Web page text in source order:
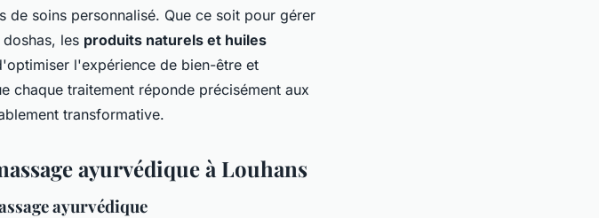
soins personnalisé. Que ce soit pour gérer
les produits naturels et huiles
l'expérience de bien-être et
chaque traitement réponde précisément aux
transformative.
ayurvédique à Louhans
ayurvédique